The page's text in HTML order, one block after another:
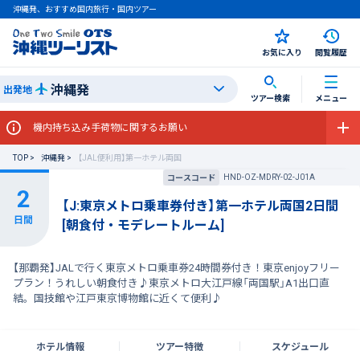
沖縄発、おすすめ国内旅行・国内ツアー
お気に入り 閲覧履歴
出発地 沖縄発 ツアー検索 メニュー
機内持ち込み手荷物に関するお願い
TOP 沖縄発
【JAL便利用】第一ホテル両国
コースコード
HND-OZ-MDRY-02-J01A
【J:東京メトロ乗車券付き】第一ホテル両国2日間
[朝食付・モデレートルーム]
【那覇発】JALで行く東京メトロ乗車券24時間券付き！東京enjoyフリー
プラン！うれしい朝食付き♪東京メトロ大江戸線「両国駅」A1出口直
結。国技館や江戸東京博物館に近くて便利♪
ホテル情報 ツアー特徴 スケジュール